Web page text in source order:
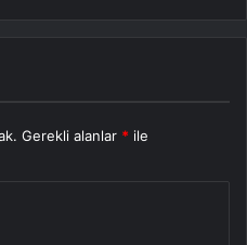
Gerekli alanlar * ile